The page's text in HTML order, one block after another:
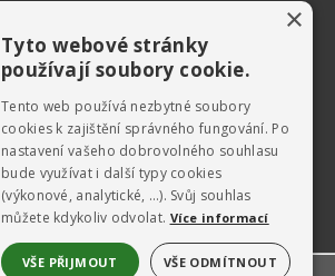
×
Tyto webové stránky
používají soubory cookie.
Tento web používá nezbytné soubory
cookies k zajištění správného fungování. Po
nastavení vašeho dobrovolného souhlasu
bude využívat i další typy cookies
(výkonové, analytické, …). Svůj souhlas
můžete kdykoliv odvolat. Více informací
VŠE PŘIJMOUT VŠE ODMÍTNOUT